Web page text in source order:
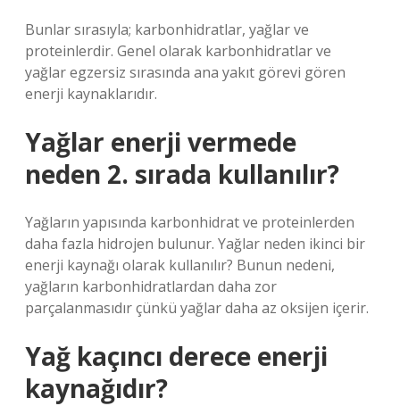
Bunlar sırasıyla; karbonhidratlar, yağlar ve
proteinlerdir. Genel olarak karbonhidratlar ve
yağlar egzersiz sırasında ana yakıt görevi gören
enerji kaynaklarıdır.
Yağlar enerji vermede
neden 2. sırada kullanılır?
Yağların yapısında karbonhidrat ve proteinlerden
daha fazla hidrojen bulunur. Yağlar neden ikinci bir
enerji kaynağı olarak kullanılır? Bunun nedeni,
yağların karbonhidratlardan daha zor
parçalanmasıdır çünkü yağlar daha az oksijen içerir.
Yağ kaçıncı derece enerji
kaynağıdır?